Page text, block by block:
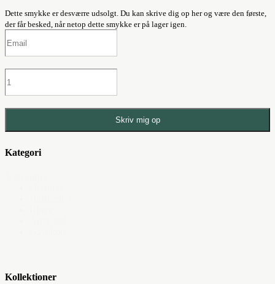
Dette smykke er desværre udsolgt. Du kan skrive dig op her og være den første,
der får besked, når netop dette smykke er på lager igen.
Skriv mig op
Kategori
Kollektioner